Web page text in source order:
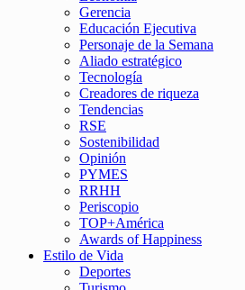
Gerencia
Educación Ejecutiva
Personaje de la Semana
Aliado estratégico
Tecnología
Creadores de riqueza
Tendencias
RSE
Sostenibilidad
Opinión
PYMES
RRHH
Periscopio
TOP+América
Awards of Happiness
Estilo de Vida
Deportes